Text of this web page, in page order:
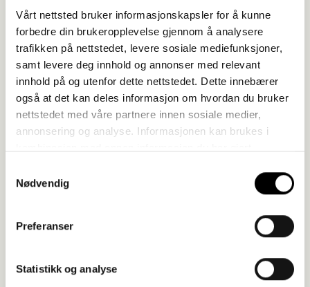
Vårt nettsted bruker informasjonskapsler for å kunne
forbedre din brukeropplevelse gjennom å analysere
trafikken på nettstedet, levere sosiale mediefunksjoner,
samt levere deg innhold og annonser med relevant
innhold på og utenfor dette nettstedet. Dette innebærer
også at det kan deles informasjon om hvordan du bruker
nettstedet med våre partnere innen sosiale medier,
annonsering og analyse. Informasjonen kan brukes i
annonsering og tilpasset kommunikasjon. Vi bruker bare
de data som du gir ditt samtykke til, med unntak av
nødvendige informasjonskapsler som må være til stede
for at vitale funksjoner på nettsiden skal kunne fungere.
Nødvendig
Preferanser
Statistikk og analyse
Sprø Kubber med to dipper